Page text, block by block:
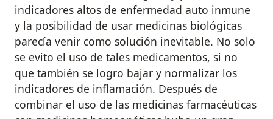
indicadores altos de enfermedad auto inmune
y la posibilidad de usar medicinas biológicas
parecía venir como solución inevitable. No solo
se evito el uso de tales medicamentos, si no
que también se logro bajar y normalizar los
indicadores de inflamación. Después de
combinar el uso de las medicinas farmacéuticas